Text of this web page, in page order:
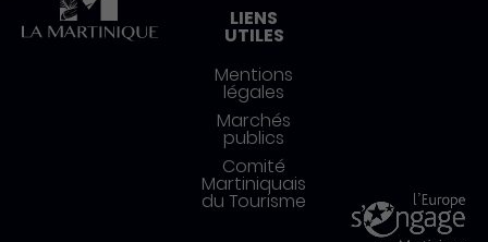
LIENS
UTILES
Mentions
légales
Marchés
publics
Comité
Martiniquais
du Tourisme